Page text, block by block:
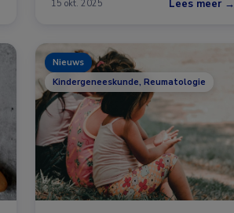
15 okt. 2025 Lees meer →
Nieuws
Kindergeneeskunde, Reumatologie